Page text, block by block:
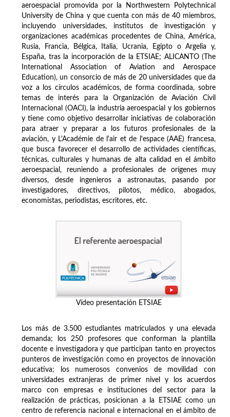
aeroespacial promovida por la Northwestern Polytechnical
University de China y que cuenta con más de 40 miembros,
incluyendo universidades, institutos de investigación y
organizaciones académicas procedentes de China, América,
Rusia, Francia, Bélgica, Italia, Ucrania, Egipto o Argelia y,
España, tras la incorporación de la ETSIAE; ALICANTO (The
International Association of Aviation and Aerospace
Education), un consorcio de más de 20 universidades que da
voz a los círculos académicos, de forma coordinada, sobre
temas de interés para la Organización de Aviación Civil
Internacional (OACI), la industria aeroespacial y los gobiernos
y tiene como objetivo desarrollar iniciativas de colaboración
para atraer y preparar a los futuros profesionales de la
aviación, y L'Académie de l'air et de l'espace (AAE) francesa,
que busca favorecer el desarrollo de actividades científicas,
técnicas, culturales y humanas de alta calidad en el ámbito
aeroespacial, reuniendo a profesionales de orígenes muy
diversos, desde ingenieros a astronautas, pasando por
investigadores, directivos, pilotos, médico, abogados,
economistas, periodistas, escritores, etc.
Vídeo presentación ETSIAE
Los más de 3.500 estudiantes matriculados y una elevada
demanda; los 250 profesores que conforman la plantilla
docente e investigadora y que participan tanto en proyectos
punteros de investigación como en proyectos de innovación
educativa; los numerosos convenios de movilidad con
universidades extranjeras de primer nivel y los acuerdos
marco con empresas e instituciones del sector para la
realización de prácticas, posicionan a la ETSIAE como un
centro de referencia nacional e internacional en el ámbito de